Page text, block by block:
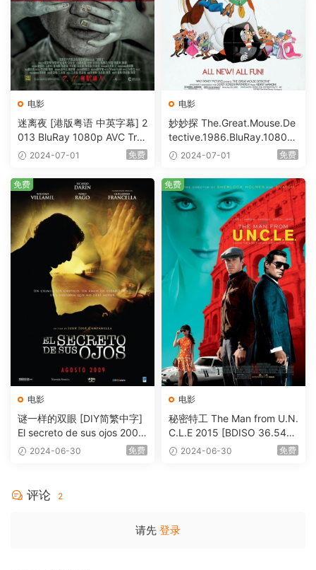
电影
迷离夜 [港版粤语 中英字幕] 2
013 BluRay 1080p AVC Tru
eHD5.1 [BDISO 22.64GB]
2024-07-01 免费
电影
妙妙探 The.Great.Mouse.De
tective.1986.BluRay.1080p.
AVC.DTS-HD.MA.5.1-HDHo
2024-07-01 免费
电影
谜一样的双眼 [DIY简繁中字]
El secreto de sus ojos 2009
1080p Blu-ray AVC DTS-HD
2024-06-30 免费
免费
电影
秘密特工 The Man from U.N.
C.L.E 2015 [BDISO 36.54G
B] 2024-06-30 免费
免费
评论 2
请先 登录